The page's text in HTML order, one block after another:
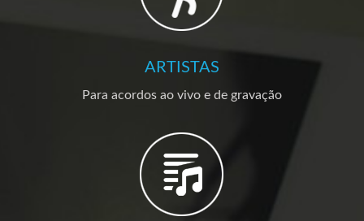
ARTISTAS
Para acordos ao vivo e de gravação